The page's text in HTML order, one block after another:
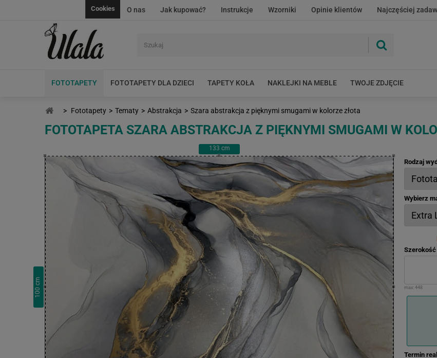
O nas Jak kupować? Instrukcje Wzorniki Opinie klientów Najczęściej
Cookies
FOTOTAPETY FOTOTAPETY DLA DZIECI TAPETY KOŁA NAKLEJKI NA MEBLE TWOJE ZDJĘCIE
> Fototapety > Tematy > Abstrakcja > Szara abstrakcja z pięknymi smugami w kolorze złota
FOTOTAPETA SZARA ABSTRAKCJA Z PIĘKNYMI SMUGAMI W
133 cm
100
cm
Rodzaj
Wybierz
Szerokość
max: 448
Termin